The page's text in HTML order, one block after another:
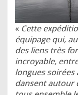
« Cette
équipage qui,
des liens très
incroyable,
longues soirées
dansent autour